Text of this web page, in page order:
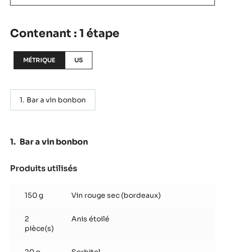
amis au bar le vendredi (ganache au vin !) et le moule
chocolat composée des chocolats Lactee Superieure et
ganache au vin au goût intense de cacao.Le chocolat de
Actions ÉCRIRE UN COMMENTAIRE
Bar a vin bonbon